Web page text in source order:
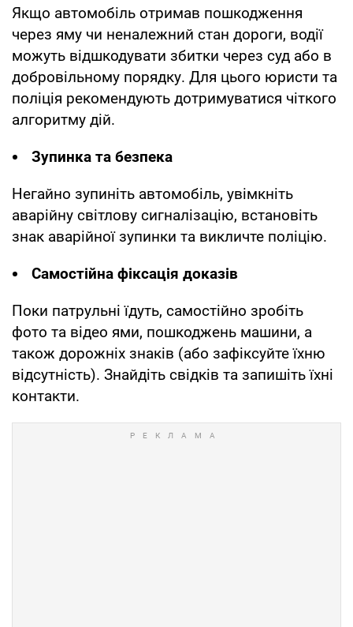
Якщо автомобіль отримав пошкодження
через яму чи неналежний стан дороги, водії
можуть відшкодувати збитки через суд або в
добровільному порядку. Для цього юристи та
поліція рекомендують дотримуватися чіткого
алгоритму дій.
Зупинка та безпека
Негайно зупиніть автомобіль, увімкніть
аварійну світлову сигналізацію, встановіть
знак аварійної зупинки та викличте поліцію.
Самостійна фіксація доказів
Поки патрульні їдуть, самостійно зробіть
фото та відео ями, пошкоджень машини, а
також дорожніх знаків (або зафіксуйте їхню
відсутність). Знайдіть свідків та запишіть їхні
контакти.